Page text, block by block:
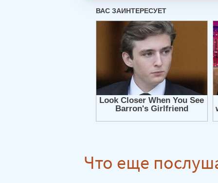
Что еще